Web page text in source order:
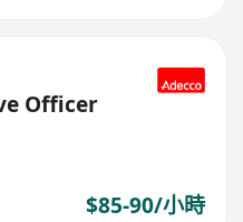
Officer
$85-90/小時